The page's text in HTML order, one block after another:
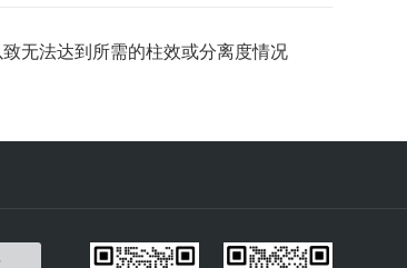
无法达到所需的柱效或分离度情况